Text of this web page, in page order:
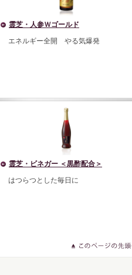
霊芝・人参Ｗゴールド
エネルギー全開 やる気爆発
霊芝・ビネガー ＜黒酢配合＞
はつらつとした毎日に